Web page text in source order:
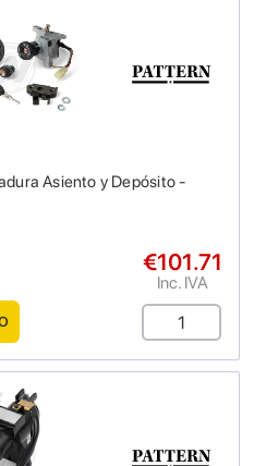
Asiento y Depósito -
€101.71
Inc. IVA